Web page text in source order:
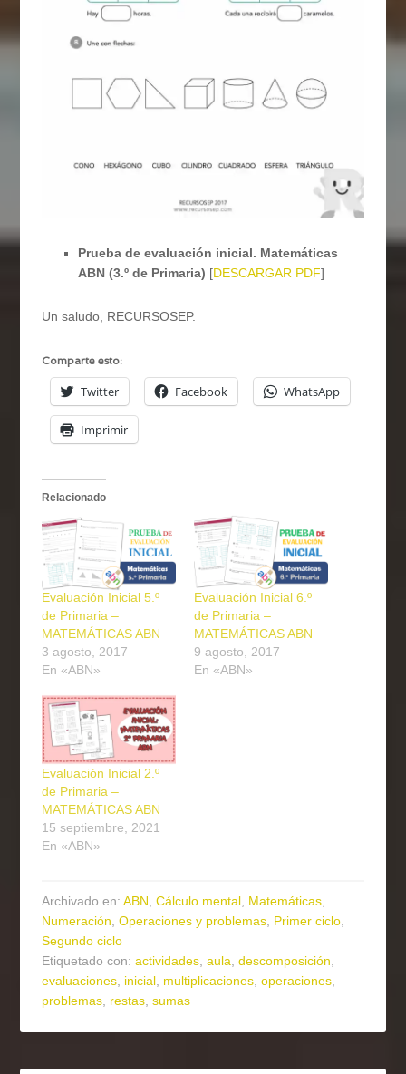
Prueba de evaluación inicial. Matemáticas
ABN (3.º de Primaria) [DESCARGAR PDF]
Un saludo, RECURSOSEP.
Comparte esto:
Twitter Facebook WhatsApp
Imprimir
Relacionado
Evaluación Inicial 5.º
de Primaria –
MATEMÁTICAS ABN
3 agosto, 2017
En «ABN»
Evaluación Inicial 6.º
de Primaria –
MATEMÁTICAS ABN
9 agosto, 2017
En «ABN»
Evaluación Inicial 2.º
de Primaria –
MATEMÁTICAS ABN
15 septiembre, 2021
En «ABN»
Archivado en:ABN ,Cálculo mental Matemáticas
Numeración ,Operaciones y problemas Primer ciclo
Segundo ciclo
Etiquetado con:actividades ,aula ,descomposición
evaluaciones inicial multiplicaciones ,operaciones
problemas restas ,sumas